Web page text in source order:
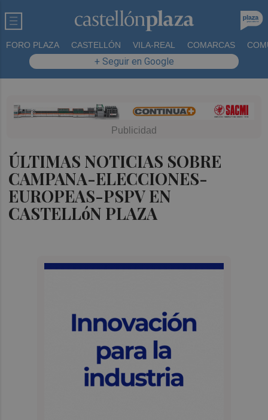
FORO PLAZA CASTELLÓN VILA-REAL COMARCAS
+ Seguir en Google
ÚLTIMAS NOTICIAS SOBRE
CAMPANA-ELECCIONES-
EUROPEAS-PSPV EN
CASTELLóN PLAZA